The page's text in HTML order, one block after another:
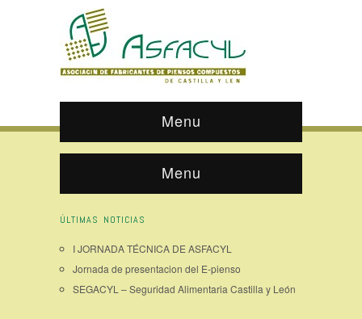
Menu
Menu
ÚLTIMAS NOTICIAS
I JORNADA TÉCNICA DE ASFACYL
Jornada de presentacion del E-pienso
SEGACYL – Seguridad Alimentaria Castilla y León